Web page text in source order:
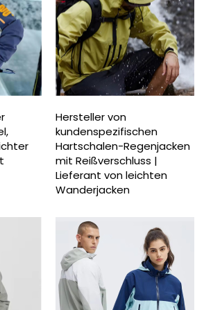
Hersteller von
kundenspezifischen
Hartschalen-Regenjacken
mit Reißverschluss |
Lieferant von leichten
Wanderjacken